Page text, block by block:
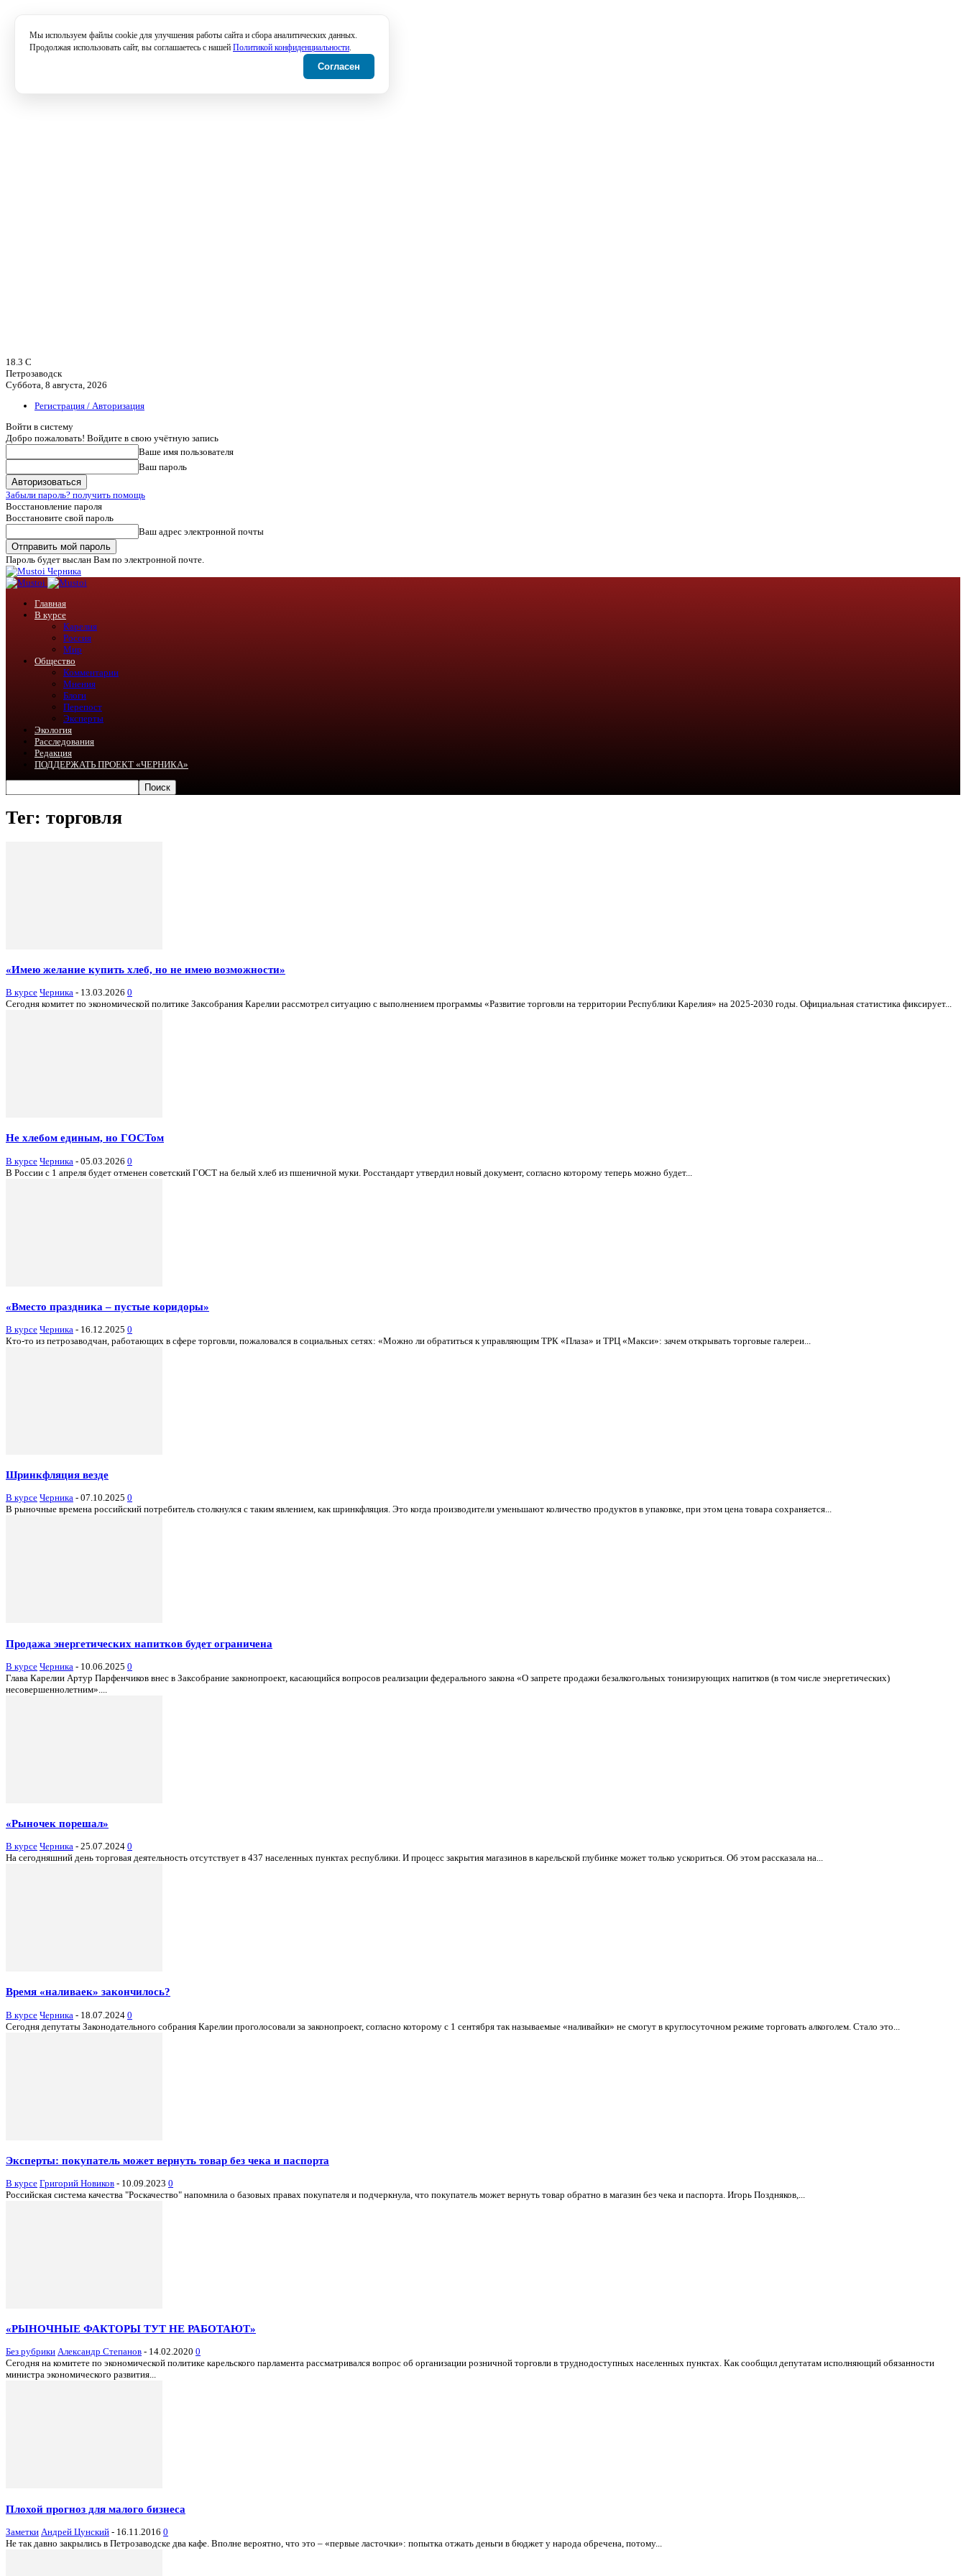
18.3 C
Петрозаводск
Суббота, 8 августа, 2026
Регистрация / Авторизация
Войти в систему
Добро пожаловать! Войдите в свою учётную запись
Ваше имя пользователя
Ваш пароль
Забыли пароль? получить помощь
Восстановление пароля
Восстановите свой пароль
Ваш адрес электронной почты
Пароль будет выслан Вам по электронной почте.
Черника
Главная
В курсе
Карелия
Россия
Мир
Общество
Комментарии
Мнения
Блоги
Перепост
Эксперты
Экология
Расследования
Редакция
ПОДДЕРЖАТЬ ПРОЕКТ «ЧЕРНИКА»
Тег: торговля
«Имею желание купить хлеб, но не имею возможности»
В курсе Черника - 13.03.2026 0
Сегодня комитет по экономической политике Заксобрания Карелии рассмотрел ситуацию с выполнением программы «Развитие торговли на территории Республики Карелия» на 2025-2030 годы. Официальная статистика фиксирует...
Не хлебом единым, но ГОСТом
В курсе Черника - 05.03.2026 0
В России с 1 апреля будет отменен советский ГОСТ на белый хлеб из пшеничной муки. Росстандарт утвердил новый документ, согласно которому теперь можно будет...
«Вместо праздника – пустые коридоры»
В курсе Черника - 16.12.2025 0
Кто-то из петрозаводчан, работающих в сфере торговли, пожаловался в социальных сетях: «Можно ли обратиться к управляющим ТРК «Плаза» и ТРЦ «Макси»: зачем открывать торговые галереи...
Шринкфляция везде
В курсе Черника - 07.10.2025 0
В рыночные времена российский потребитель столкнулся с таким явлением, как шринкфляция. Это когда производители уменьшают количество продуктов в упаковке, при этом цена товара сохраняется...
Продажа энергетических напитков будет ограничена
В курсе Черника - 10.06.2025 0
Глава Карелии Артур Парфенчиков внес в Заксобрание законопроект, касающийся вопросов реализации федерального закона «О запрете продажи безалкогольных тонизирующих напитков (в том числе энергетических)
несовершеннолетним»....
«Рыночек порешал»
В курсе Черника - 25.07.2024 0
На сегодняшний день торговая деятельность отсутствует в 437 населенных пунктах республики. И процесс закрытия магазинов в карельской глубинке может только ускориться. Об этом рассказала на...
Время «наливаек» закончилось?
В курсе Черника - 18.07.2024 0
Сегодня депутаты Законодательного собрания Карелии проголосовали за законопроект, согласно которому с 1 сентября так называемые «наливайки» не смогут в круглосуточном режиме торговать алкоголем. Стало это...
Эксперты: покупатель может вернуть товар без чека и паспорта
В курсе Григорий Новиков - 10.09.2023 0
Российская система качества "Роскачество" напомнила о базовых правах покупателя и подчеркнула, что покупатель может вернуть товар обратно в магазин без чека и паспорта. Игорь Поздняков,...
«РЫНОЧНЫЕ ФАКТОРЫ ТУТ НЕ РАБОТАЮТ»
Без рубрики Александр Степанов - 14.02.2020 0
Сегодня на комитете по экономической политике карельского парламента рассматривался вопрос об организации розничной торговли в труднодоступных населенных пунктах. Как сообщил депутатам исполняющий обязанности
министра экономического развития...
Плохой прогноз для малого бизнеса
Заметки Андрей Цунский - 16.11.2016 0
Не так давно закрылись в Петрозаводске два кафе. Вполне вероятно, что это – «первые ласточки»: попытка отжать деньги в бюджет у народа обречена, потому...
Мы используем файлы cookie для улучшения работы сайта и сбора аналитических данных.
Продолжая использовать сайт, вы соглашаетесь с нашей Политикой конфиденциальности.
Согласен